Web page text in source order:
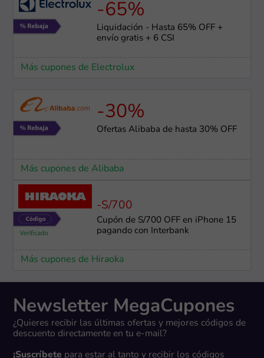
-65%
Liquidación - Hasta 65% OFF +
envío gratis + 6 CSI
Más cupones de Electrolux
-30%
Ofertas Alibaba de hasta 30% OFF
Más cupones de Alibaba
-S/700
Cupón de S/700 OFF en iPhone 15
pagando con Interbank
Más cupones de Hiraoka
Newsletter MegaCupones
¿Quieres recibir las últimas ofertas y mejores códigos de
descuento directamente en tu e-mail?
¡Suscríbete para estar al tanto y recibir los códigos